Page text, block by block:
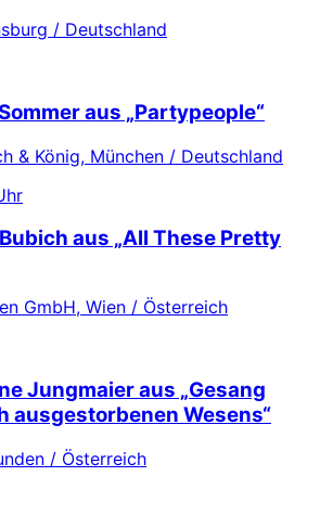
/ Deutschland
aus „Partypeople“
& König, München / Deutschland
aus „All These Pretty
GmbH, Wien / Österreich
Jungmaier aus „Gesang
ausgestorbenen Wesens“
/ Österreich